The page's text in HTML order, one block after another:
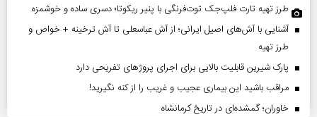
طرز تهیه تارت فلپ‌جک توت‌فرنگی با پنیر ریکوتا؛ دسری ساده و خوشمزه
آشنایی با آش‌های اصیل ایرانی؛ از آش عباسعلی تا آش ترخینه + خواص و
طرز تهیه
پارک شیرین قابلیت‌ بالایی برای اجرای پروژهای تفریحی دارد
مراقب باشید این بیماری عجیب و غریب را از کنه نگیرید!
خاوران؛ گمشده‌ای در تاریخ کرمانشاه